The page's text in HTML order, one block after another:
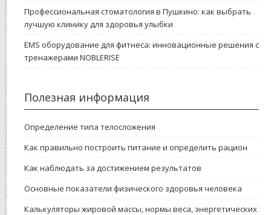
Профессиональная стоматология в Пушкино: как выбрать
лучшую клинику для здоровья улыбки
EMS оборудование для фитнеса: инновационные решения с
тренажерами NOBLERISE
Полезная информация
Определение типа телосложения
Как правильно построить питание и определить рацион
Как наблюдать за достижением результатов
Основные показатели физического здоровья человека
Калькуляторы жировой массы, нормы веса, энергетических